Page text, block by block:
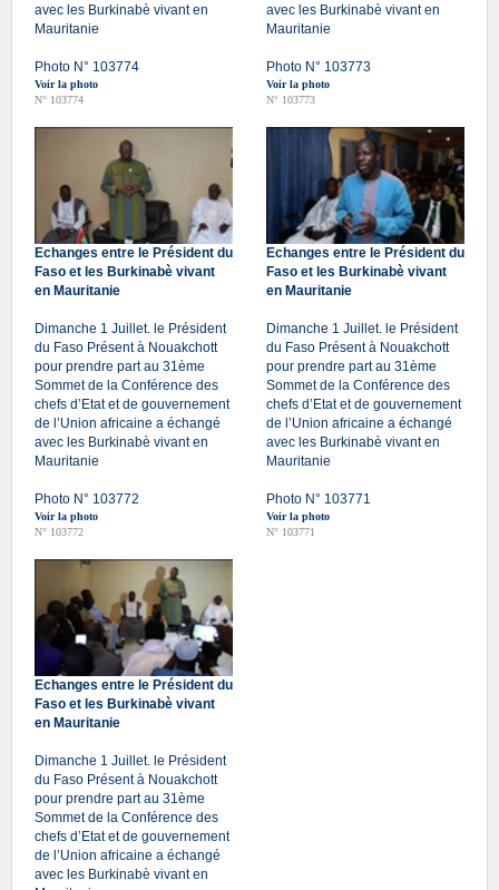
avec les Burkinabè vivant en
Mauritanie
Photo N° 103774
Voir la photo
N° 103774
avec les Burkinabè vivant en
Mauritanie
Photo N° 103773
Voir la photo
N° 103773
Echanges entre le Président du
Faso et les Burkinabè vivant
en Mauritanie
Dimanche 1 Juillet. le Président
du Faso Présent à Nouakchott
pour prendre part au 31ème
Sommet de la Conférence des
chefs d’Etat et de gouvernement
de l’Union africaine a échangé
avec les Burkinabè vivant en
Mauritanie
Photo N° 103772
Voir la photo
N° 103772
Echanges entre le Président du
Faso et les Burkinabè vivant
en Mauritanie
Dimanche 1 Juillet. le Président
du Faso Présent à Nouakchott
pour prendre part au 31ème
Sommet de la Conférence des
chefs d’Etat et de gouvernement
de l’Union africaine a échangé
avec les Burkinabè vivant en
Mauritanie
Photo N° 103771
Voir la photo
N° 103771
Echanges entre le Président du
Faso et les Burkinabè vivant
en Mauritanie
Dimanche 1 Juillet. le Président
du Faso Présent à Nouakchott
pour prendre part au 31ème
Sommet de la Conférence des
chefs d’Etat et de gouvernement
de l’Union africaine a échangé
avec les Burkinabè vivant en